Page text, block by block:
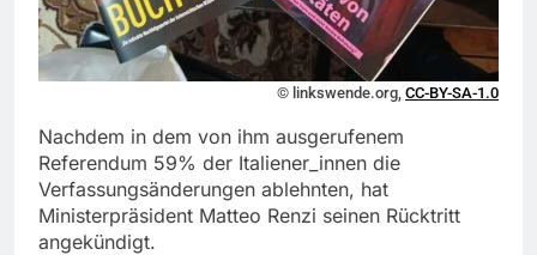
© linkswende.org, CC-BY-SA-1.0
Nachdem in dem von ihm ausgerufenem
Referendum 59% der Italiener_innen die
Verfassungsänderungen ablehnten, hat
Ministerpräsident Matteo Renzi seinen Rücktritt
angekündigt.